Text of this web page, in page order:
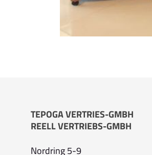
TEPOGA VERTRIES-GMBH
REELL VERTRIEBS-GMBH
Nordring 5-9